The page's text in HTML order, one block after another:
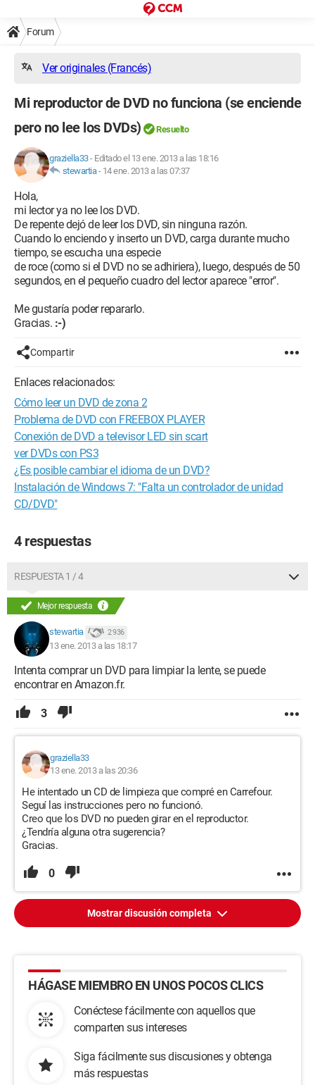
Forum
Ver originales (Francés)
Mi reproductor de DVD no funciona (se enciende
pero no lee los DVDs)
Resuelto
graziella33- Editado el 13 ene. 2013 a las 18:16
stewartia- 14 ene. 2013 a las 07:37
Hola,
mi lector ya no lee los DVD.
De repente dejó de leer los DVD, sin ninguna razón.
Cuando lo enciendo y inserto un DVD, carga durante mucho
tiempo, se escucha una especie
de roce (como si el DVD no se adhiriera), luego, después de 50
segundos, en el pequeño cuadro del lector aparece "error".
Me gustaría poder repararlo.
Gracias. :-)
Compartir
Enlaces relacionados:
Cómo leer un DVD de zona 2
Problema de DVD con FREEBOX PLAYER
Conexión de DVD a televisor LED sin scart
ver DVDs con PS3
¿Es posible cambiar el idioma de un DVD?
Instalación de Windows 7: "Falta un controlador de unidad
CD/DVD"
4 respuestas
RESPUESTA 1 / 4
Mejor respuesta
stewartia 2 936
13 ene. 2013 a las 18:17
Intenta comprar un DVD para limpiar la lente, se puede
encontrar en Amazon.fr.
3
graziella33
13 ene. 2013 a las 20:36
He intentado un CD de limpieza que compré en Carrefour.
Seguí las instrucciones pero no funcionó.
Creo que los DVD no pueden girar en el reproductor.
¿Tendría alguna otra sugerencia?
Gracias.
0
Mostrar discusión completa
HÁGASE MIEMBRO EN UNOS POCOS CLICS
Conéctese fácilmente con aquellos que
comparten sus intereses
Siga fácilmente sus discusiones y obtenga
más respuestas